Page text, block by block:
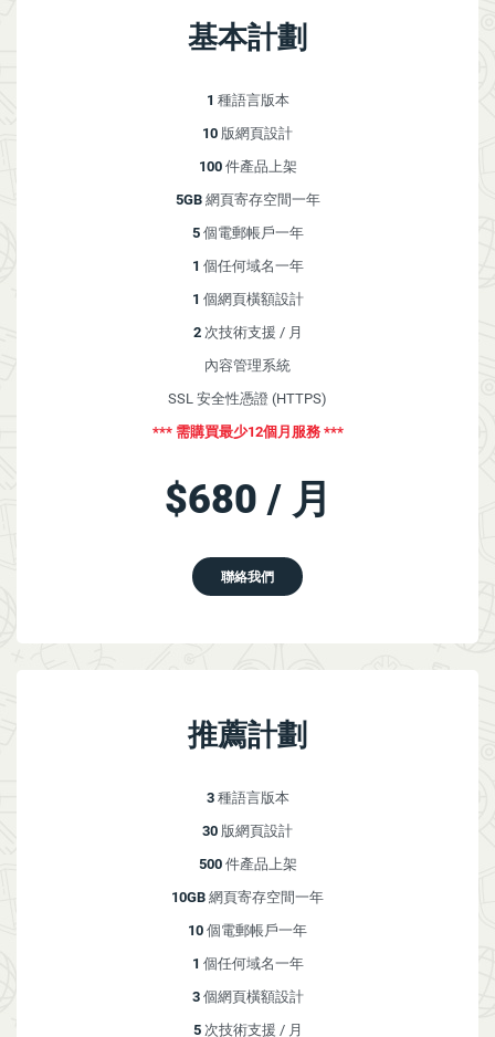
基本計劃
1 種語言版本
10 版網頁設計
100件產品上架
5GB網頁寄存空間一年
5個電郵帳戶一年
1 個任何域名一年
1 個網頁橫額設計
2次技術支援 / 月
內容管理系統
SSL 安全性憑證 (HTTPS)
*** 需購買最少12個月服務 ***
$680 / 月
聯絡我們
推薦計劃
3種語言版本
30 版網頁設計
500件產品上架
10GB 網頁寄存空間一年
10 個電郵帳戶一年
1 個任何域名一年
3個網頁橫額設計
5次技術支援 / 月